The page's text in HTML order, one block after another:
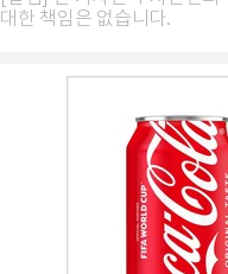
대한 책임은 없습니다.